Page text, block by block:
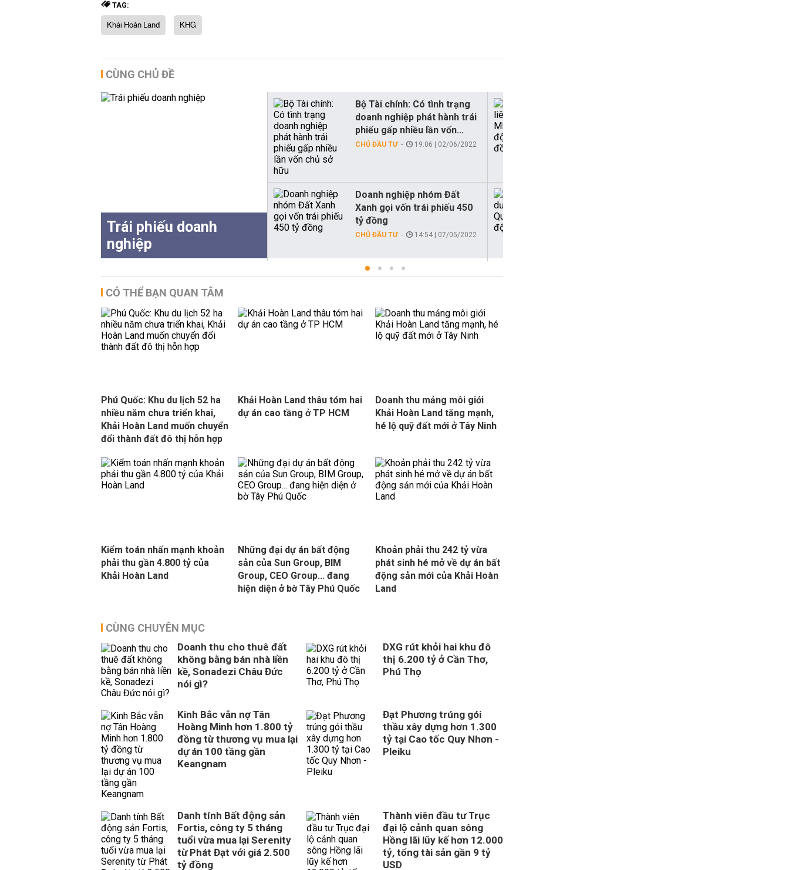
TAG:
Khải Hoàn Land KHG
CÙNG CHỦ ĐỀ
Trái phiếu doanh
nghiệp
Bộ Tài chính: Có tình trạng
doanh nghiệp phát hành trái
phiếu gấp nhiều lần vốn...
CHỦ ĐẦU TƯ 19:06 | 02/06/2022
Doanh nghiệp nhóm Đất
Xanh gọi vốn trái phiếu 450
tỷ đồng
CHỦ ĐẦU TƯ 14:54 | 07/05/2022
CÓ THỂ BẠN QUAN TÂM
Phú Quốc: Khu du lịch 52 ha
nhiều năm chưa triển khai,
Khải Hoàn Land muốn chuyển
đổi thành đất đô thị hỗn hợp
Khải Hoàn Land thâu tóm hai
dự án cao tầng ở TP HCM
Doanh thu mảng môi giới
Khải Hoàn Land tăng mạnh,
hé lộ quỹ đất mới ở Tây Ninh
Kiểm toán nhấn mạnh khoản
phải thu gần 4.800 tỷ của
Khải Hoàn Land
Những đại dự án bất động
sản của Sun Group, BIM
Group, CEO Group... đang
hiện diện ở bờ Tây Phú Quốc
Khoản phải thu 242 tỷ vừa
phát sinh hé mở về dự án bất
động sản mới của Khải Hoàn
Land
CÙNG CHUYÊN MỤC
Doanh thu cho thuê đất
không bằng bán nhà liền
kề, Sonadezi Châu Đức
nói gì?
DXG rút khỏi hai khu đô
thị 6.200 tỷ ở Cần Thơ,
Phú Thọ
Kinh Bắc vẫn nợ Tân
Hoàng Minh hơn 1.800 tỷ
đồng từ thương vụ mua lại
dự án 100 tầng gần
Keangnam
Đạt Phương trúng gói
thầu xây dựng hơn 1.300
tỷ tại Cao tốc Quy Nhơn -
Pleiku
Danh tính Bất động sản
Fortis, công ty 5 tháng
tuổi vừa mua lại Serenity
từ Phát Đạt với giá 2.500
tỷ đồng
Thành viên đầu tư Trục
đại lộ cảnh quan sông
Hồng lãi lũy kế hơn 12.000
tỷ, tổng tài sản gần 9 tỷ
USD